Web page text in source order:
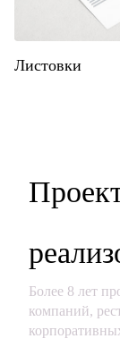
Листовки
Более 8 лет
компаний,